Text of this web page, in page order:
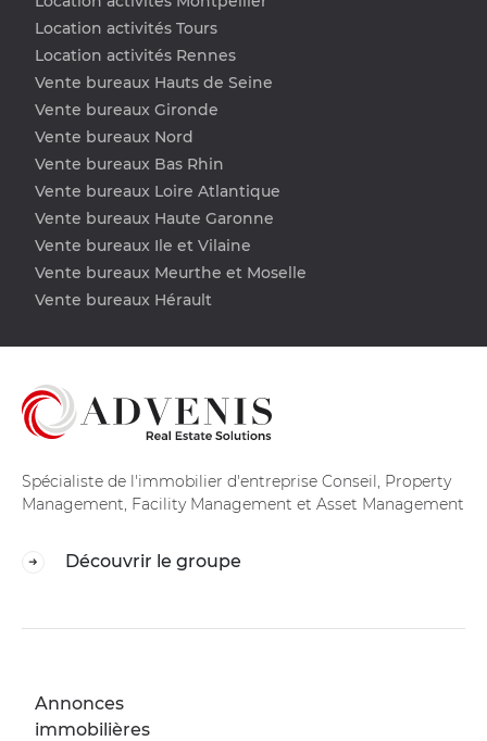
Location activités Tours
Location activités Rennes
Vente bureaux Hauts de Seine
Vente bureaux Gironde
Vente bureaux Nord
Vente bureaux Bas Rhin
Vente bureaux Loire Atlantique
Vente bureaux Haute Garonne
Vente bureaux Ile et Vilaine
Vente bureaux Meurthe et Moselle
Vente bureaux Hérault
Spécialiste de l'immobilier d'entreprise Conseil, Property
Management, Facility Management et Asset Management
Découvrir le groupe
Annonces
immobilières